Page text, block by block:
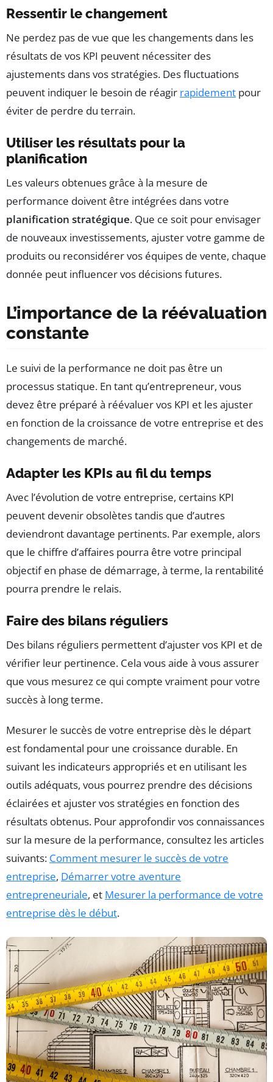
Ressentir le changement
Ne perdez pas de vue que les changements dans les
résultats de vos KPI peuvent nécessiter des
ajustements dans vos stratégies. Des fluctuations
peuvent indiquer le besoin de réagir rapidement pour
éviter de perdre du terrain.
Utiliser les résultats pour la
planification
Les valeurs obtenues grâce à la mesure de
performance doivent être intégrées dans votre
planification stratégique. Que ce soit pour envisager
de nouveaux investissements, ajuster votre gamme de
produits ou reconsidérer vos équipes de vente, chaque
donnée peut influencer vos décisions futures.
L’importance de la réévaluation
constante
Le suivi de la performance ne doit pas être un
processus statique. En tant qu’entrepreneur, vous
devez être préparé à réévaluer vos KPI et les ajuster
en fonction de la croissance de votre entreprise et des
changements de marché.
Adapter les KPIs au fil du temps
Avec l’évolution de votre entreprise, certains KPI
peuvent devenir obsolètes tandis que d’autres
deviendront davantage pertinents. Par exemple, alors
que le chiffre d’affaires pourra être votre principal
objectif en phase de démarrage, à terme, la rentabilité
pourra prendre le relais.
Faire des bilans réguliers
Des bilans réguliers permettent d’ajuster vos KPI et de
vérifier leur pertinence. Cela vous aide à vous assurer
que vous mesurez ce qui compte vraiment pour votre
succès à long terme.
Mesurer le succès de votre entreprise dès le départ
est fondamental pour une croissance durable. En
suivant les indicateurs appropriés et en utilisant les
outils adéquats, vous pourrez prendre des décisions
éclairées et ajuster vos stratégies en fonction des
résultats obtenus. Pour approfondir vos connaissances
sur la mesure de la performance, consultez les articles
suivants: Comment mesurer le succès de votre
entreprise, Démarrer votre aventure
entrepreneuriale, et Mesurer la performance de votre
entreprise dès le début.